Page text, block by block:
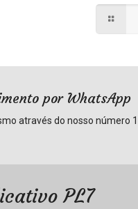
por WhatsApp
através do nosso número
PL7